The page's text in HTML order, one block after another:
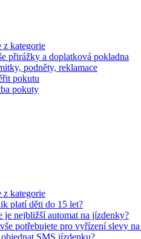
z kategorie
přirážky a doplatková pokladna
podněty, reklamace
pokutu
pokuty
z kategorie
platí děti do 15 let?
je nejbližší automat na jízdenky?
potřebujete pro vyřízení slevy
objednat SMS jízdenku?